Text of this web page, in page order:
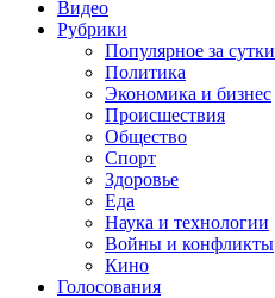
Видео
Рубрики
Популярное за сутки
Политика
Экономика и бизнес
Происшествия
Общество
Спорт
Здоровье
Еда
Наука и технологии
Войны и конфликты
Кино
Голосования